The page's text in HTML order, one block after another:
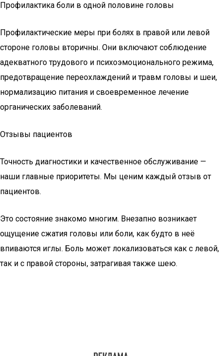
Профилактика боли в одной половине головы
Профилактические меры при болях в правой или левой
стороне головы вторичны. Они включают соблюдение
адекватного трудового и психоэмоционального режима,
предотвращение переохлаждений и травм головы и шеи,
нормализацию питания и своевременное лечение
органических заболеваний.
Отзывы пациентов
Точность диагностики и качественное обслуживание —
наши главные приоритеты. Мы ценим каждый отзыв от
пациентов.
Это состояние знакомо многим. Внезапно возникает
ощущение сжатия головы или боли, как будто в неё
впиваются иглы. Боль может локализоваться как с левой,
так и с правой стороны, затрагивая также шею.